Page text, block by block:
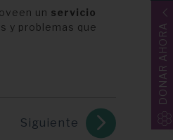
un servicio
y problemas que
Siguiente
DONAR AHORA